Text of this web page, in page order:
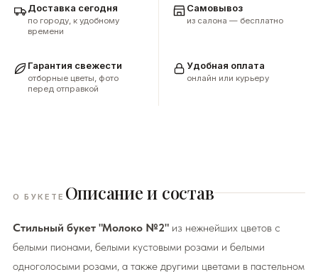
Доставка сегодня
по городу, к удобному
времени
Самовывоз
из салона — бесплатно
Гарантия свежести
отборные цветы, фото
перед отправкой
Удобная оплата
онлайн или курьеру
О БУКЕТЕ Описание и состав
Стильный букет "Молоко №2" из нежнейших цветов с
белыми пионами, белыми кустовыми розами и белыми
одноголосыми розами, а также другими цветами в пастельном